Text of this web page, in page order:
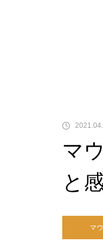
マ
と
マ